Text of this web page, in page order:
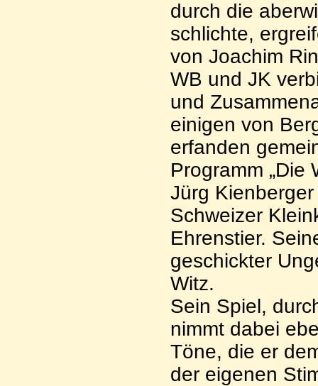
durch die
schlichte,
von Joachim
WB und JK
und
einigen von
erfanden
Programm „Die
Jürg
Schweizer
Ehrenstier.
geschickter
Witz.
Sein Spiel,
nimmt dabei
Töne, die er
der eigenen